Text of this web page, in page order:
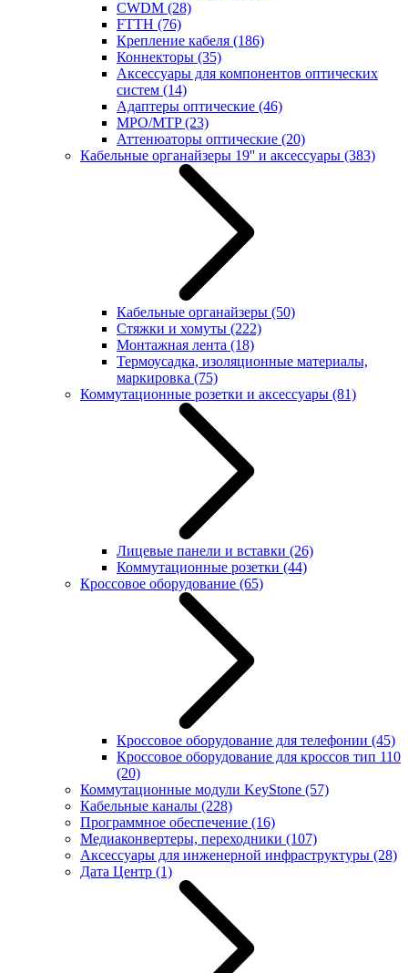
CWDM (28)
FTTH (76)
Крепление кабеля (186)
Коннекторы (35)
Аксессуары для компонентов оптических
систем (14)
Адаптеры оптические (46)
MPO/MTP(23)
Аттенюаторы оптические (20)
Кабельные органайзеры 19'' и аксессуары (383)
Кабельные органайзеры (50)
Стяжки и хомуты (222)
Монтажная лента (18)
Термоусадка, изоляционные материалы,
маркировка (75)
Коммутационные розетки и аксессуары (81)
Лицевые панели и вставки (26)
Коммутационные розетки (44)
Кроссовое оборудование (65)
Кроссовое оборудование для телефонии (45)
Кроссовое оборудование для кроссов тип 110
(20)
Коммутационные модули KeyStone (57)
Кабельные каналы (228)
Программное обеспечение (16)
Медиаконвертеры, переходники (107)
Аксессуары для инженерной инфраструктуры (28)
Дата Центр (1)